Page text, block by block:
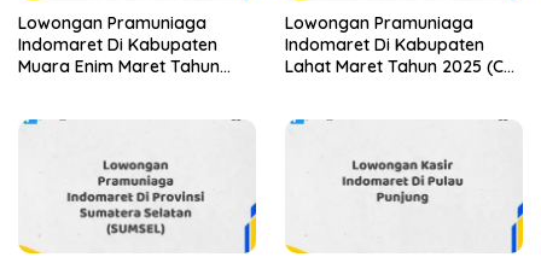
Lowongan Pramuniaga
Indomaret Di Kabupaten
Muara Enim Maret Tahun
Lowongan Pramuniaga
Indomaret Di Kabupaten
Lahat Maret Tahun 2025 (Cek